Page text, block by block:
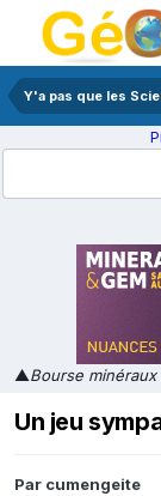
Y'a pas que les
▲Bourse
Un jeu
Par cumengeite